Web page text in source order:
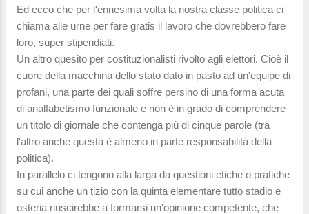
Ed ecco che per l'ennesima volta la nostra classe politica ci
chiama alle urne per fare gratis il lavoro che dovrebbero fare
loro, super stipendiati.
Un altro quesito per costituzionalisti rivolto agli elettori. Cioè il
cuore della macchina dello stato dato in pasto ad un'equipe di
profani, una parte dei quali soffre persino di una forma acuta
di analfabetismo funzionale e non è in grado di comprendere
un titolo di giornale che contenga più di cinque parole (tra
l'altro anche questa è almeno in parte responsabilità della
politica).
In parallelo ci tengono alla larga da questioni etiche o pratiche
su cui anche un tizio con la quinta elementare tutto stadio e
osteria riuscirebbe a formarsi un'opinione competente, che